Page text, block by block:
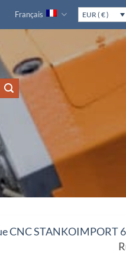
Français EUR ( € )
CNC STANKOIMPORT